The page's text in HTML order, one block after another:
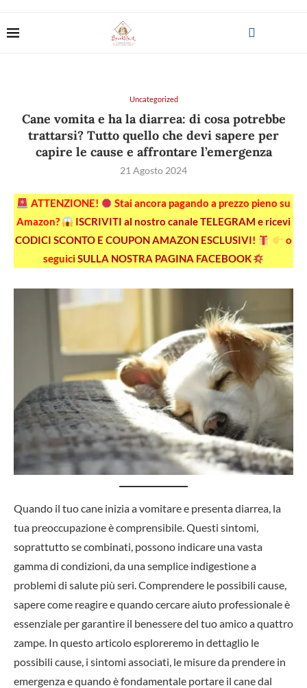
Uncategorized
Cane vomita e ha la diarrea: di cosa potrebbe
trattarsi? Tutto quello che devi sapere per
capire le cause e affrontare l’emergenza
21 Agosto 2024
ATTENZIONE!
Stai ancora pagando a prezzo pieno su
Amazon?
ISCRIVITI al nostro canale TELEGRAM e ricevi
CODICI SCONTO E COUPON AMAZON ESCLUSIVI!
o
seguiciSULLA NOSTRA PAGINA FACEBOOK
Quando il tuo cane inizia a vomitare e presenta diarrea, la
tua preoccupazione è comprensibile. Questi sintomi,
soprattutto se combinati, possono indicare una vasta
gamma di condizioni, da una semplice indigestione a
problemi di salute più seri. Comprendere le possibili cause,
sapere come reagire e quando cercare aiuto professionale è
essenziale per garantire il benessere del tuo amico a quattro
zampe. In questo articolo esploreremo in dettaglio le
possibili cause, i sintomi associati, le misure da prendere in
emergenza e quando è fondamentale portare il cane dal